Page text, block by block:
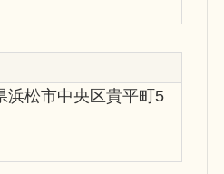
浜松市中央区貴平町5